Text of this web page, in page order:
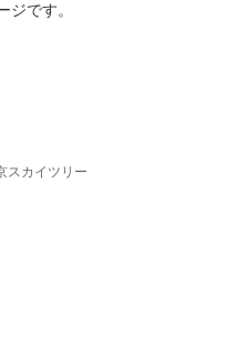
ジです。
スカイツリー